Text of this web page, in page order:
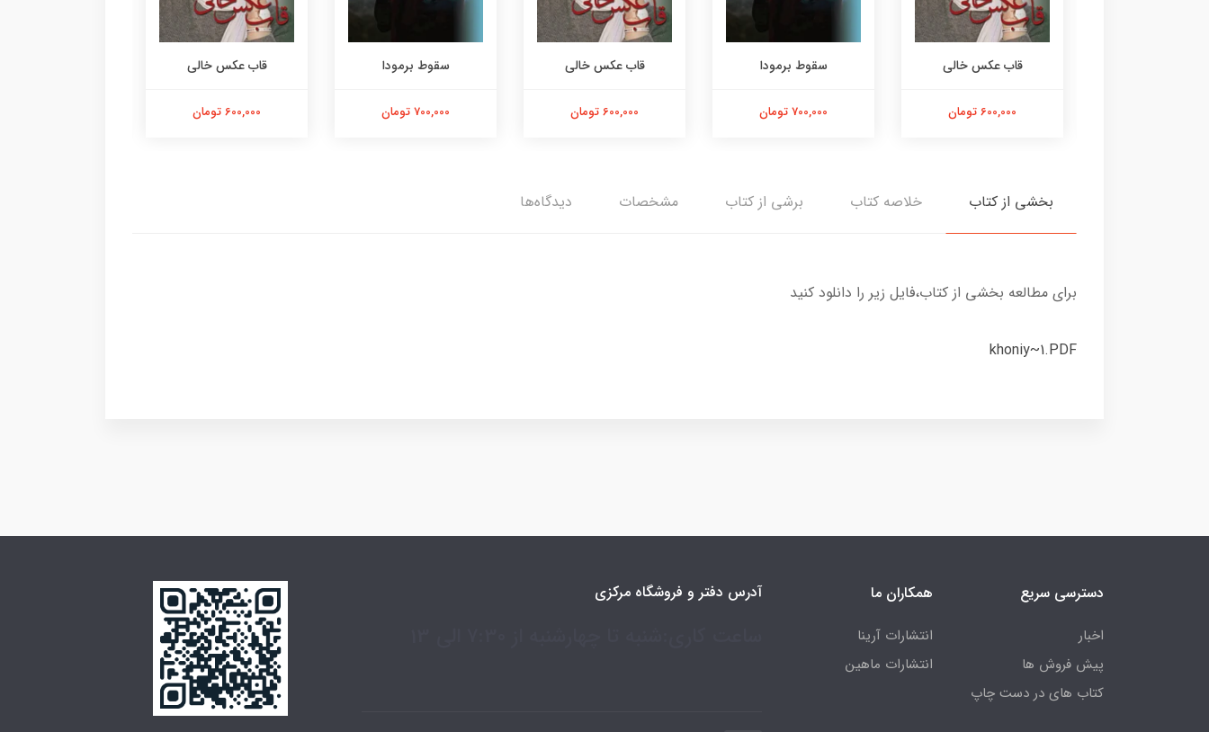
قاب عکس خالی
600,000 تومان
سقوط برمودا
700,000 تومان
قاب عکس خالی
600,000 تومان
سقوط برمودا
700,000 تومان
قاب عکس خالی
600,000 تومان
بخشی از کتاب خلاصه کتاب برشی از کتاب مشخصات دیدگاه‌ها
برای مطالعه بخشی از کتاب،فایل زیر را دانلود کنید
khoniy~1.PDF
دسترسی سریع
اخبار
پیش فروش ها
کتاب های در دست چاپ
همکاران ما
انتشارات آرینا
انتشارات ماهین
آدرس دفتر و فروشگاه مرکزی